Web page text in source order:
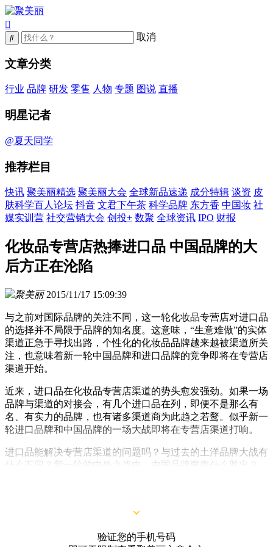
取消
文章分类
行业 品牌 研发 零售 人物 专题 图说 直播
明星记者
@夏天同学
推荐栏目
快讯 聚美丽精选 聚美丽大会 全球新品速递 成分特辑 谈资 皮
肤科学百人论坛 抖音 文君下午茶 科学品牌 东方香 中国妆 社
媒实训营 社交营销大会 创投+ 数聚 全球资讯 IPO 财报
化妆品专营店热捧进口品 中国品牌的大
后方正在沦陷
聚美丽 2015/11/17 15:09:39
与之前对国际品牌的关注不同，这一轮化妆品专营店对进口品
的选择并不局限于品牌的知名度。这意味，“生意难做”的实体
渠道正急于寻找出路，个性化的化妆品品牌越来越被渠道所关
注，也意味着新一轮中国品牌和进口品牌的竞争即将在专营店
渠道开始。
近来，进口品在化妆品专营店渠道的势头愈发强劲。如果一场
品牌与渠道的对接会，有几个进口品在列，即便不是那么有
名、有实力的品牌，也有诸多渠道商为此趋之若鹜。似乎新一
轮进口品牌和中国品牌的一场大战即将在专营店渠道打响。
进口品能解决专营店渠道的问题吗？ 与过去的土洋品牌大战有
什么不同？新一轮的中外之战中，中国品牌要靠什么胜出？
验证您的手机号码